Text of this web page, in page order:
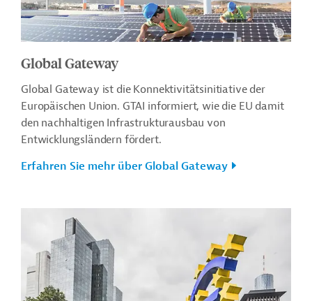
Global Gateway
Global Gateway ist die Konnektivitätsinitiative der
Europäischen Union. GTAI informiert, wie die EU damit
den nachhaltigen Infrastrukturausbau von
Entwicklungsländern fördert.
Erfahren Sie mehr über Global Gateway